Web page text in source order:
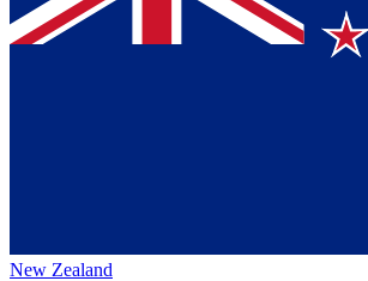
New Zealand